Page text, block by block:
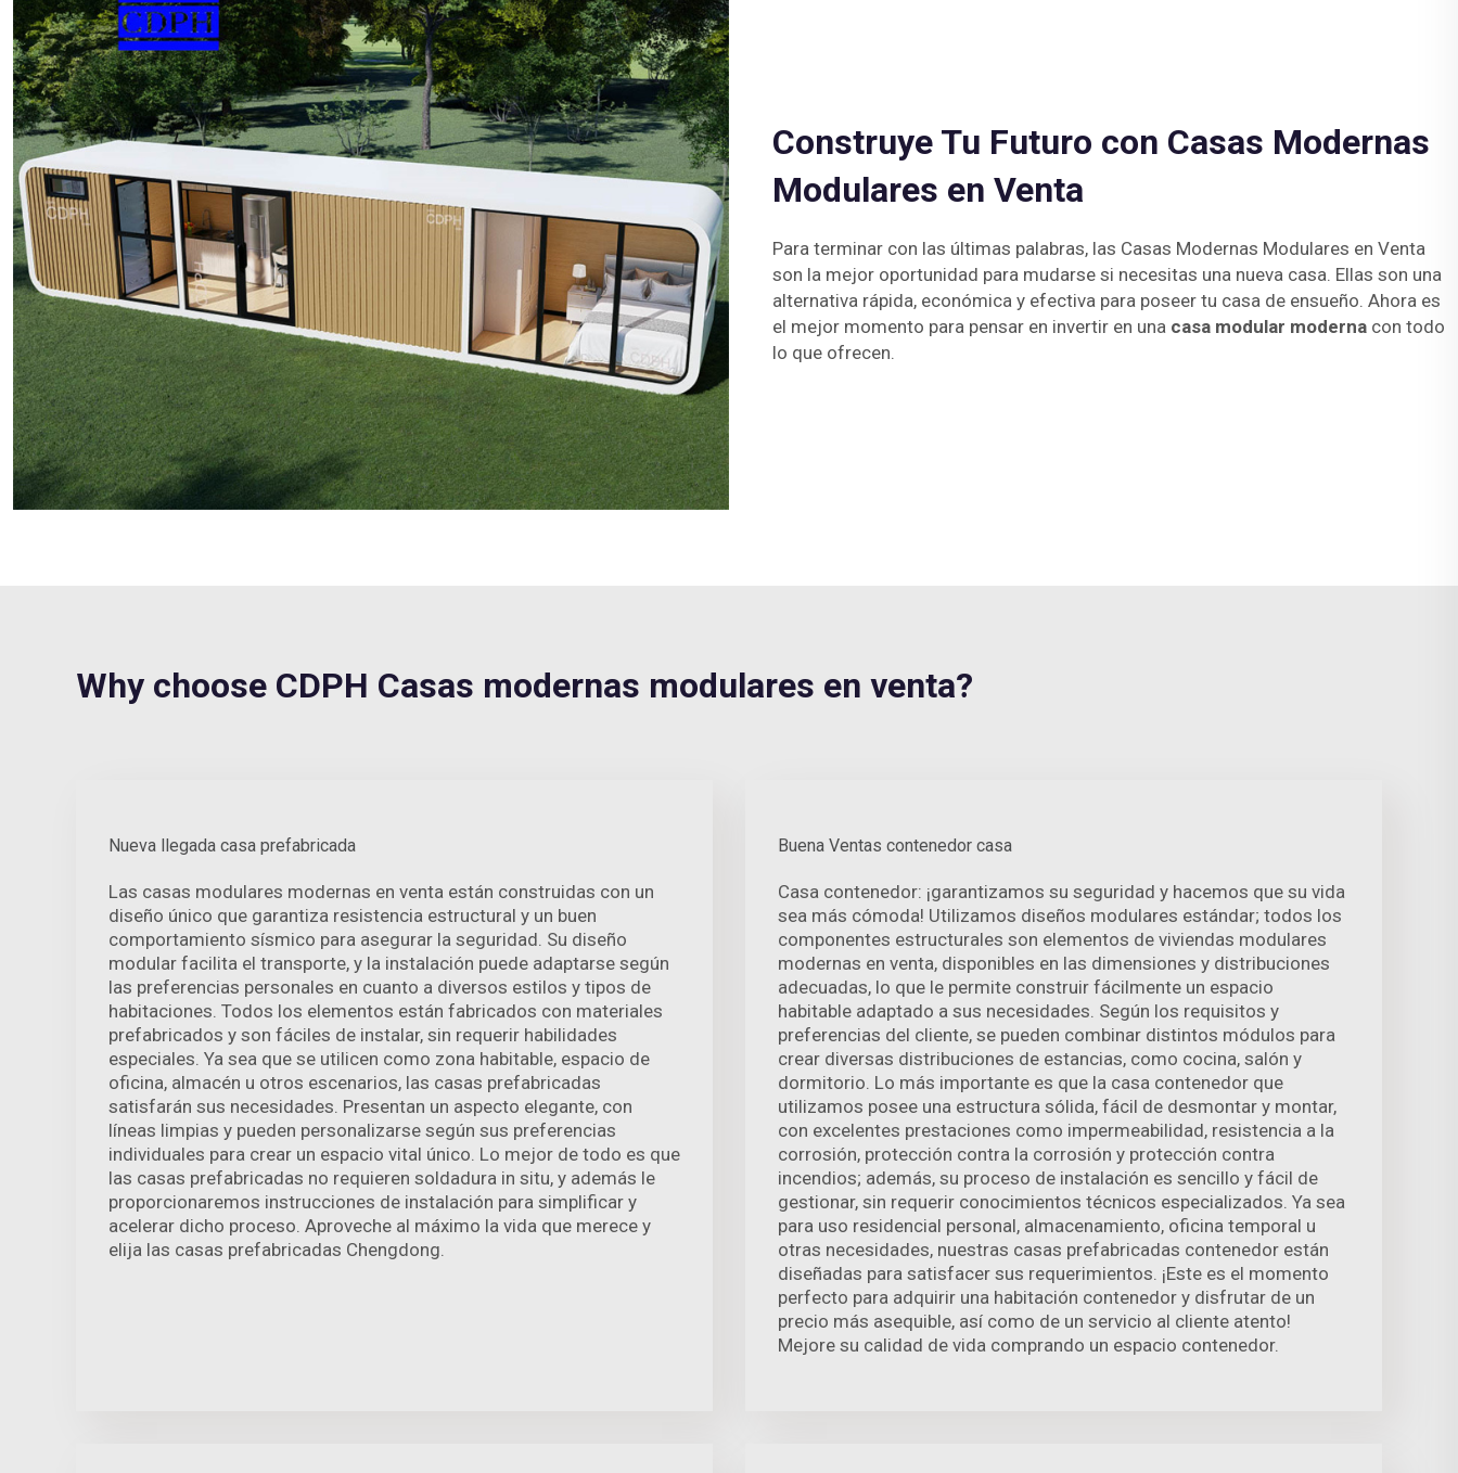
Construye Tu Futuro con Casas Modernas
Modulares en Venta
Para terminar con las últimas palabras, las Casas Modernas Modulares en Venta
son la mejor oportunidad para mudarse si necesitas una nueva casa. Ellas son una
alternativa rápida, económica y efectiva para poseer tu casa de ensueño. Ahora es
el mejor momento para pensar en invertir en una casa modular moderna con todo
lo que ofrecen.
Why choose CDPH Casas modernas modulares en venta?
Nueva llegada casa prefabricada
Las casas modulares modernas en venta están construidas con un
diseño único que garantiza resistencia estructural y un buen
comportamiento sísmico para asegurar la seguridad. Su diseño
modular facilita el transporte, y la instalación puede adaptarse según
las preferencias personales en cuanto a diversos estilos y tipos de
habitaciones. Todos los elementos están fabricados con materiales
prefabricados y son fáciles de instalar, sin requerir habilidades
especiales. Ya sea que se utilicen como zona habitable, espacio de
oficina, almacén u otros escenarios, las casas prefabricadas
satisfarán sus necesidades. Presentan un aspecto elegante, con
líneas limpias y pueden personalizarse según sus preferencias
individuales para crear un espacio vital único. Lo mejor de todo es que
las casas prefabricadas no requieren soldadura in situ, y además le
proporcionaremos instrucciones de instalación para simplificar y
acelerar dicho proceso. Aproveche al máximo la vida que merece y
elija las casas prefabricadas Chengdong.
Buena Ventas contenedor casa
Casa contenedor: ¡garantizamos su seguridad y hacemos que su vida
sea más cómoda! Utilizamos diseños modulares estándar; todos los
componentes estructurales son elementos de viviendas modulares
modernas en venta, disponibles en las dimensiones y distribuciones
adecuadas, lo que le permite construir fácilmente un espacio
habitable adaptado a sus necesidades. Según los requisitos y
preferencias del cliente, se pueden combinar distintos módulos para
crear diversas distribuciones de estancias, como cocina, salón y
dormitorio. Lo más importante es que la casa contenedor que
utilizamos posee una estructura sólida, fácil de desmontar y montar,
con excelentes prestaciones como impermeabilidad, resistencia a la
corrosión, protección contra la corrosión y protección contra
incendios; además, su proceso de instalación es sencillo y fácil de
gestionar, sin requerir conocimientos técnicos especializados. Ya sea
para uso residencial personal, almacenamiento, oficina temporal u
otras necesidades, nuestras casas prefabricadas contenedor están
diseñadas para satisfacer sus requerimientos. ¡Este es el momento
perfecto para adquirir una habitación contenedor y disfrutar de un
precio más asequible, así como de un servicio al cliente atento!
Mejore su calidad de vida comprando un espacio contenedor.